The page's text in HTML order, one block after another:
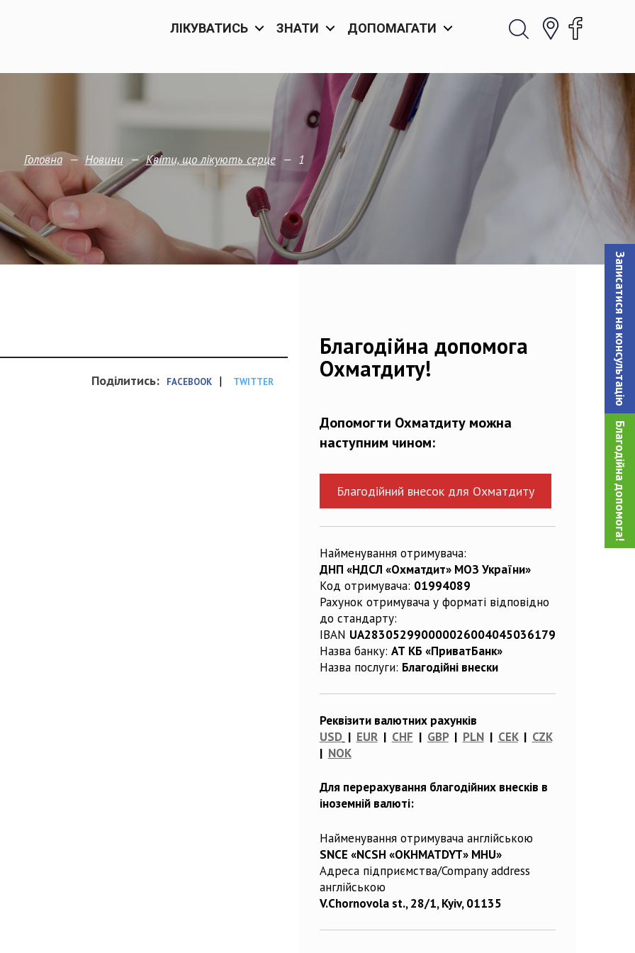
Записатися на консультацiю
Благодійна допомога!
ЛІКУВАТИСЬ ЗНАТИ ДОПОМАГАТИ
Головна — Новини — Квіти, що лікують серце — 1
Поділитись: FACEBOOK | TWITTER
Благодійна допомога
Охматдиту!
Допомогти Охматдиту можна
наступним чином:
Благодійний внесок для Охматдиту
Найменування отримувача:
ДНП «НДСЛ «Охматдит» МОЗ України»
Код отримувача: 01994089
Рахунок отримувача у форматі відповідно
до стандарту:
IBAN UA283052990000026004045036179
Назва банку: АТ КБ «ПриватБанк»
Назва послуги: Благодійні внески
Реквізити валютних рахунків
USD | EUR| CHF | GBP| PLN| CEK| CZK
| NOK
Для перерахування благодійних внесків в
іноземній валюті:
Найменування отримувача англійською
SNCE «NCSH «OKHMATDYT» MHU»
Адреса підприємства/Company address
англійською
V.Chornovola st., 28/1, Kyiv, 01135